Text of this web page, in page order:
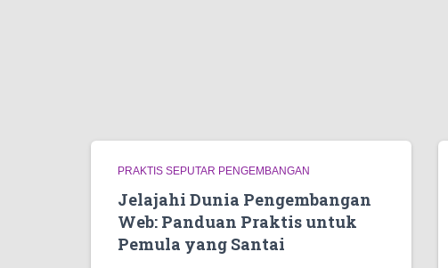
PRAKTIS SEPUTAR PENGEMBANGAN
Jelajahi Dunia Pengembangan
Web: Panduan Praktis untuk
Pemula yang Santai